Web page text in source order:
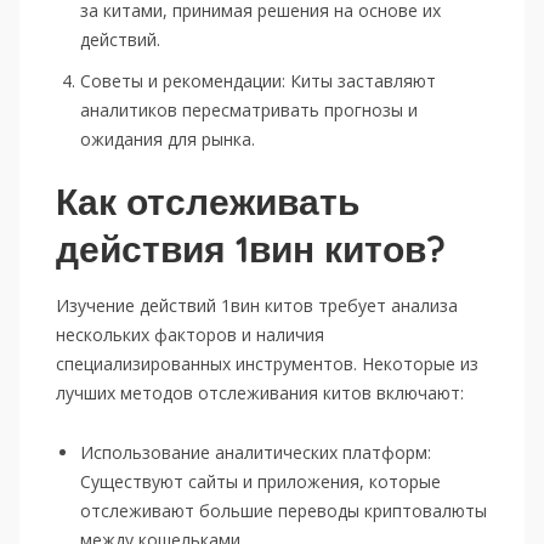
за китами, принимая решения на основе их
действий.
Советы и рекомендации: Киты заставляют
аналитиков пересматривать прогнозы и
ожидания для рынка.
Как отслеживать
действия 1вин китов?
Изучение действий 1вин китов требует анализа
нескольких факторов и наличия
специализированных инструментов. Некоторые из
лучших методов отслеживания китов включают:
Использование аналитических платформ:
Существуют сайты и приложения, которые
отслеживают большие переводы криптовалюты